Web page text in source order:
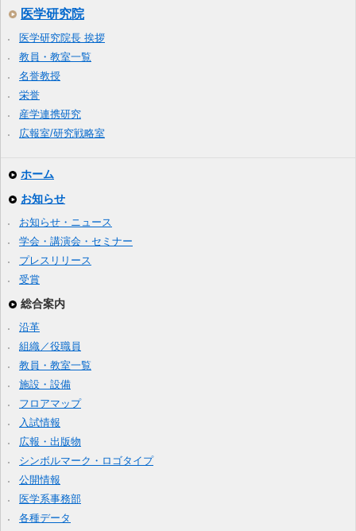
医学研究院
医学研究院長 挨拶
教員・教室一覧
名誉教授
栄誉
産学連携研究
広報室/研究戦略室
ホーム
お知らせ
お知らせ・ニュース
学会・講演会・セミナー
プレスリリース
受賞
総合案内
沿革
組織／役職員
教員・教室一覧
施設・設備
フロアマップ
入試情報
広報・出版物
シンボルマーク・ロゴタイプ
公開情報
医学系事務部
各種データ